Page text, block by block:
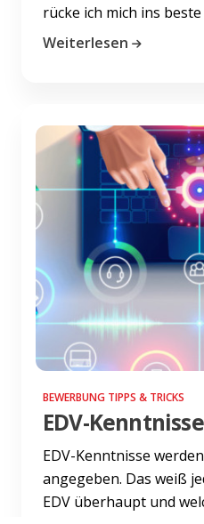
rücke ich mich ins beste
Weiterlesen
BEWERBUNG TIPPS & TRICKS
EDV-
EDV-Kenntnisse
angegeben. Das weiß
EDV überhaupt und